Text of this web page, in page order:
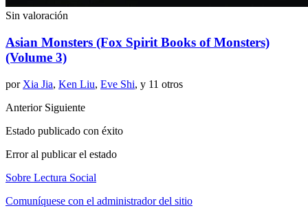
Sin valoración
Asian Monsters (Fox Spirit Books of Monsters)
(Volume 3)
por Xia Jia, Ken Liu, Eve Shi, y 11 otros
Anterior Siguiente
Estado publicado con éxito
Error al publicar el estado
Sobre Lectura Social
Comuníquese con el administrador del sitio